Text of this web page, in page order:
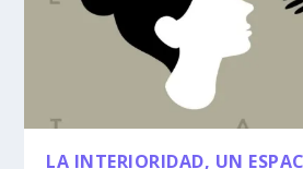
LA INTERIORIDAD, UN